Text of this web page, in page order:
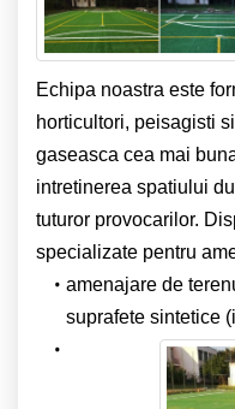
Echipa noastra este
horticultori, peisagisti
gaseasca cea mai
intretinerea spatiului
tuturor provocarilor.
specializate pentru
amenajare de
suprafete sintetice